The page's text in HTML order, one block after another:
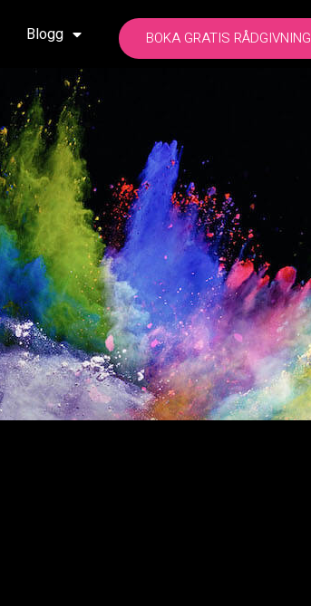
Blogg BOKA GRATIS RÅDGIVNING